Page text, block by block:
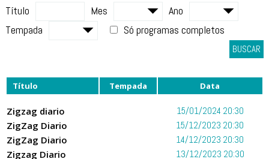
Título Mes
Ano
Tempada
Só programas completos
BUSCAR
Título Tempada Data
Zigzag diario 15/01/2024 20:30
ZigZag Diario 15/12/2023 20:30
ZigZag Diario 14/12/2023 20:30
Zigzag Diario 13/12/2023 20:30